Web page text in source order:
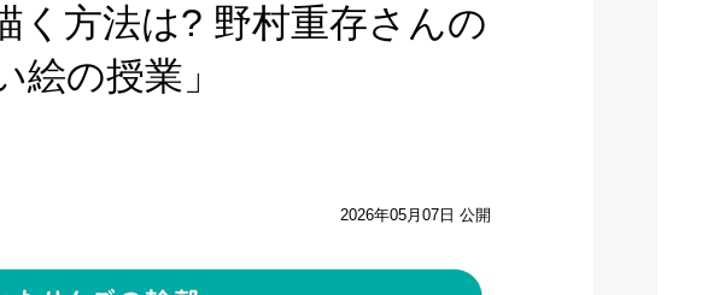
く方法は? 野村重存さんの
の授業」
2026年05月07日 公開